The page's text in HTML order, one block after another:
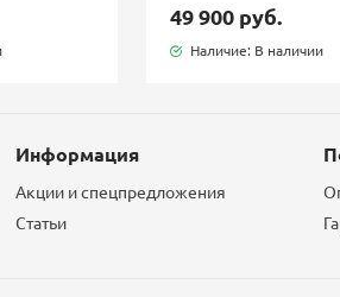
49 900 руб.
Наличие: В наличии
Информация
Акции и спецпредложения
Статьи